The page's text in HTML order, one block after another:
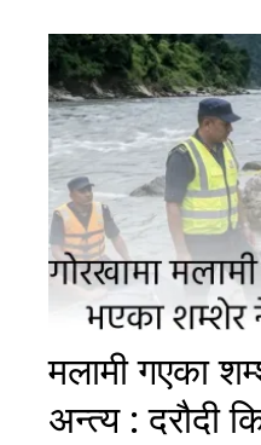
मलामी गएका
अन्त्य : दरौदी